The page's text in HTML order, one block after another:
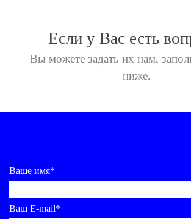
Если у Вас есть
Вы можете задать их нам,
ниже.
Ваше имя*
Ваш E-mail*